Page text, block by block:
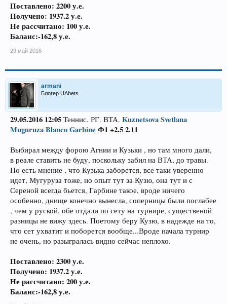
Поставлено: 2200 у.е.
Получено: 1937.2у.е.
Не рассчитано: 100 у.е.
Баланс:-162,8 у.е.
29 май 2016
armani
Блогер UAbets
29.05.2016 12:05 Теннис. РГ. ВТА. Kuznetsova Svetlana
Muguruza Blanco Garbine Ф1 +2.5 2.11
Выбирал между форою Агнии и Кузьки , но там много дали,
в реале ставить не буду, поскольку забил на ВТА, до травы.
Но есть мнение , что Кузька заборется, все таки уверенно
идет, Мугуруза тоже, но опыт тут за Кузю, она тут и с
Сереной всегда бьется, Гарбине такое, вроде ничего
особенно, днище конечно вынесла, соперницы были послабее
, чем у руской, обе отдали по сету на турнире, существеной
разницы не вижу здесь. Поетому беру Кузю, в надежде на то,
что сет ухватит и поборется вообще...Вроде начала турнир
не очень, но разыгралась видно сейчас неплохо.
Поставлено: 2300 у.е.
Получено: 1937.2у.е.
Не рассчитано: 200 у.е.
Баланс:-162,8 у.е.